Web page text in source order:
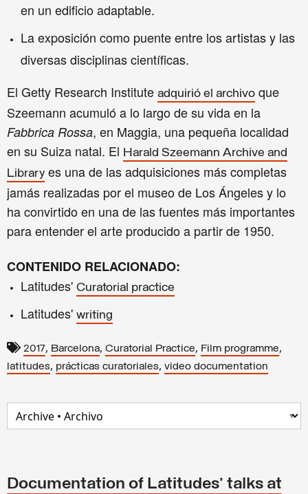
en un edificio adaptable.
La exposición como puente entre los artistas y las
diversas disciplinas científicas.
El Getty Research Institute adquirió el archivo que
Szeemann acumuló a lo largo de su vida en la
Fabbrica Rossa, en Maggia, una pequeña localidad
en su Suiza natal. El Harald Szeemann Archive and
Library es una de las adquisiciones más completas
jamás realizadas por el museo de Los Ángeles y lo
ha convirtido en una de las fuentes más importantes
para entender el arte producido a partir de 1950.
CONTENIDO RELACIONADO:
Latitudes' Curatorial practice
Latitudes' writing
2017, Barcelona, Curatorial Practice, Film programme,
latitudes, prácticas curatoriales, video documentation
Documentation of Latitudes' talks at